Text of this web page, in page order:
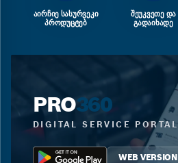
ᲐᲘᲠᲩᲘᲔ ᲡᲐᲡᲣᲠᲕᲔᲙᲘ
ᲞᲠᲝᲓᲣᲪᲢᲔᲑ
ᲨᲔᲣᲙᲕᲔᲗᲔ ᲓᲐ
ᲒᲐᲓᲐᲘᲮᲐᲓᲔ
PRO360
DIGITAL SERVICE PORTAL
WEB VERSION